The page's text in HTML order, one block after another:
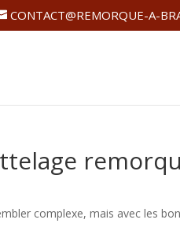
CONTACT@REMORQUE-A-
complexe, mais avec les